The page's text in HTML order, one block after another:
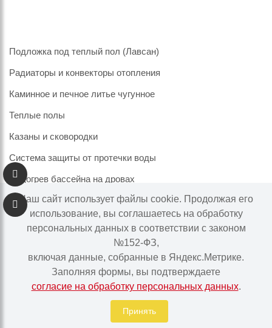
Подложка под теплый пол (Лавсан)
Радиаторы и конвекторы отопления
Каминное и печное литье чугунное
Теплые полы
Казаны и сковородки
Система защиты от протечки воды
Подогрев бассейна на дровах
Информация на сайте не является публичной офертой.
Наличие и цены товара могут меняться, просьба
уточнять у менеджера при подтверждении заказа.
Политика в отношении обработки персональных данных
Наш сайт использует файлы cookie. Продолжая его
использование, вы соглашаетесь на обработку
персональных данных в соответствии с законом
№152-ФЗ,
включая данные, собранные в Яндекс.Метрике.
Заполняя формы, вы подтверждаете
согласие на обработку персональных данных.
Принять